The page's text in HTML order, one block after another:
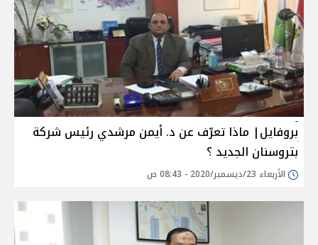
بروفايل| ماذا تعرّف عن د. أيمن مرشدي رئيس شركة
بتروسنان الجديد ؟
الأربعاء 23/ديسمبر/2020 - 08:43 ص